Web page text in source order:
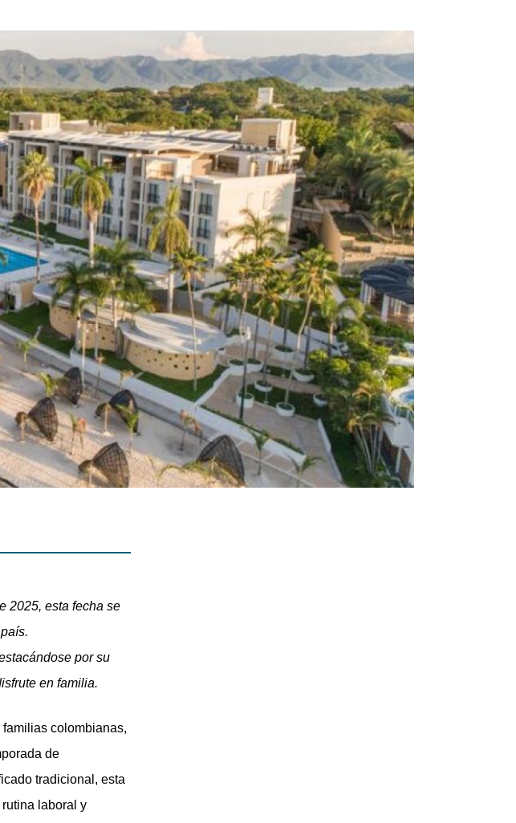
2025, esta fecha se
por su
en familia.
colombianas,
de
tradicional, esta
laboral y